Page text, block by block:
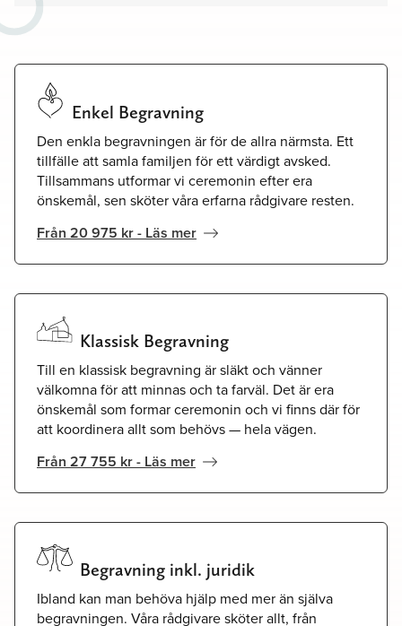
Enkel Begravning
Den enkla begravningen är för de allra närmsta. Ett
tillfälle att samla familjen för ett värdigt avsked.
Tillsammans utformar vi ceremonin efter era
önskemål, sen sköter våra erfarna rådgivare resten.
Från 20 975 kr - Läs mer
Klassisk Begravning
Till en klassisk begravning är släkt och vänner
välkomna för att minnas och ta farväl. Det är era
önskemål som formar ceremonin och vi finns där för
att koordinera allt som behövs — hela vägen.
Från 27 755 kr - Läs mer
Begravning inkl. juridik
Ibland kan man behöva hjälp med mer än själva
begravningen. Våra rådgivare sköter allt, från